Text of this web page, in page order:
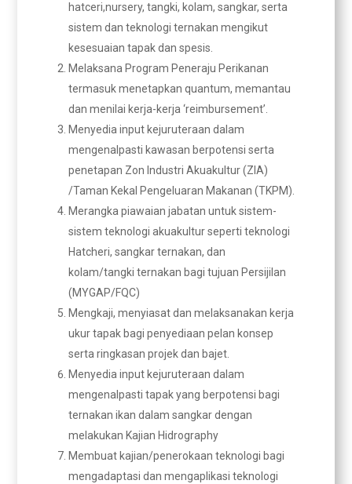
hatceri,nursery, tangki, kolam, sangkar, serta
sistem dan teknologi ternakan mengikut
kesesuaian tapak dan spesis.
Melaksana Program Peneraju Perikanan
termasuk menetapkan quantum, memantau
dan menilai kerja-kerja ‘reimbursement’.
Menyedia input kejuruteraan dalam
mengenalpasti kawasan berpotensi serta
penetapan Zon Industri Akuakultur (ZIA)
/Taman Kekal Pengeluaran Makanan (TKPM).
Merangka piawaian jabatan untuk sistem-
sistem teknologi akuakultur seperti teknologi
Hatcheri, sangkar ternakan, dan
kolam/tangki ternakan bagi tujuan Persijilan
(MYGAP/FQC)
Mengkaji, menyiasat dan melaksanakan kerja
ukur tapak bagi penyediaan pelan konsep
serta ringkasan projek dan bajet.
Menyedia input kejuruteraan dalam
mengenalpasti tapak yang berpotensi bagi
ternakan ikan dalam sangkar dengan
melakukan Kajian Hidrography
Membuat kajian/penerokaan teknologi bagi
mengadaptasi dan mengaplikasi teknologi